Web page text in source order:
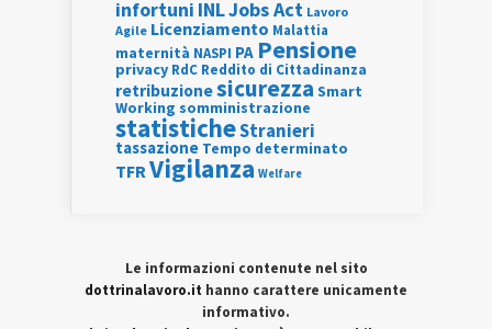
infortuni INLJobs Act Lavoro
Agile Licenziamento Malattia
maternità NASPI PA Pensione
privacy RdC Reddito di Cittadinanza
retribuzionesicurezza Smart
Working somministrazione
statisticheStranieri
tassazione Tempo determinato
TFRVigilanza Welfare
Le informazioni contenute nel sito
dottrinalavoro.it hanno carattere unicamente
informativo.